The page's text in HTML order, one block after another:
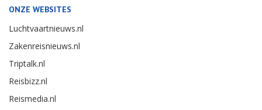
ONZE WEBSITES
Luchtvaartnieuws.nl
Zakenreisnieuws.nl
Triptalk.nl
Reisbizz.nl
Reismedia.nl